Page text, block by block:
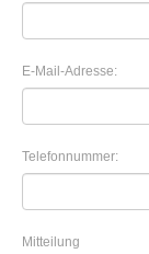
E-Mail-Adresse:
Telefonnummer:
Mitteilung